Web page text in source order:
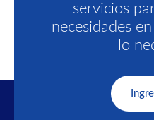
servicios
necesidades
lo